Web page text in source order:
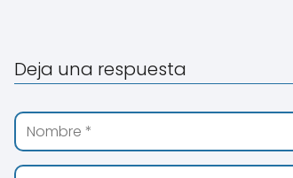
Deja una respuesta